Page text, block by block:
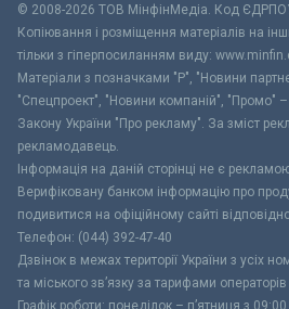
© 2008-2026 ТОВ МiнфiнМедiа. Код
Копіювання і розміщення матеріалів на
тільки з гіперпосиланням виду:
Матеріали з позначками "Р", "Новини
"Спецпроект", "Новини компаній", "Промо" –
Закону України "Про рекламу". За зміст
рекламодавець.
Інформація на даній сторінці не є
Верифіковану банком інформацію про
подивитися на офіційному сайті
Телефон: (044) 392-47-40
Дзвінок в межах території України з усіх
та міського зв’язку за тарифами операторів
Графік роботи: понеділок – п’ятниця з